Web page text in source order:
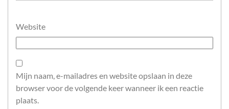
Website
Mijn naam, e-mailadres en website opslaan in deze
browser voor de volgende keer wanneer ik een reactie
plaats.